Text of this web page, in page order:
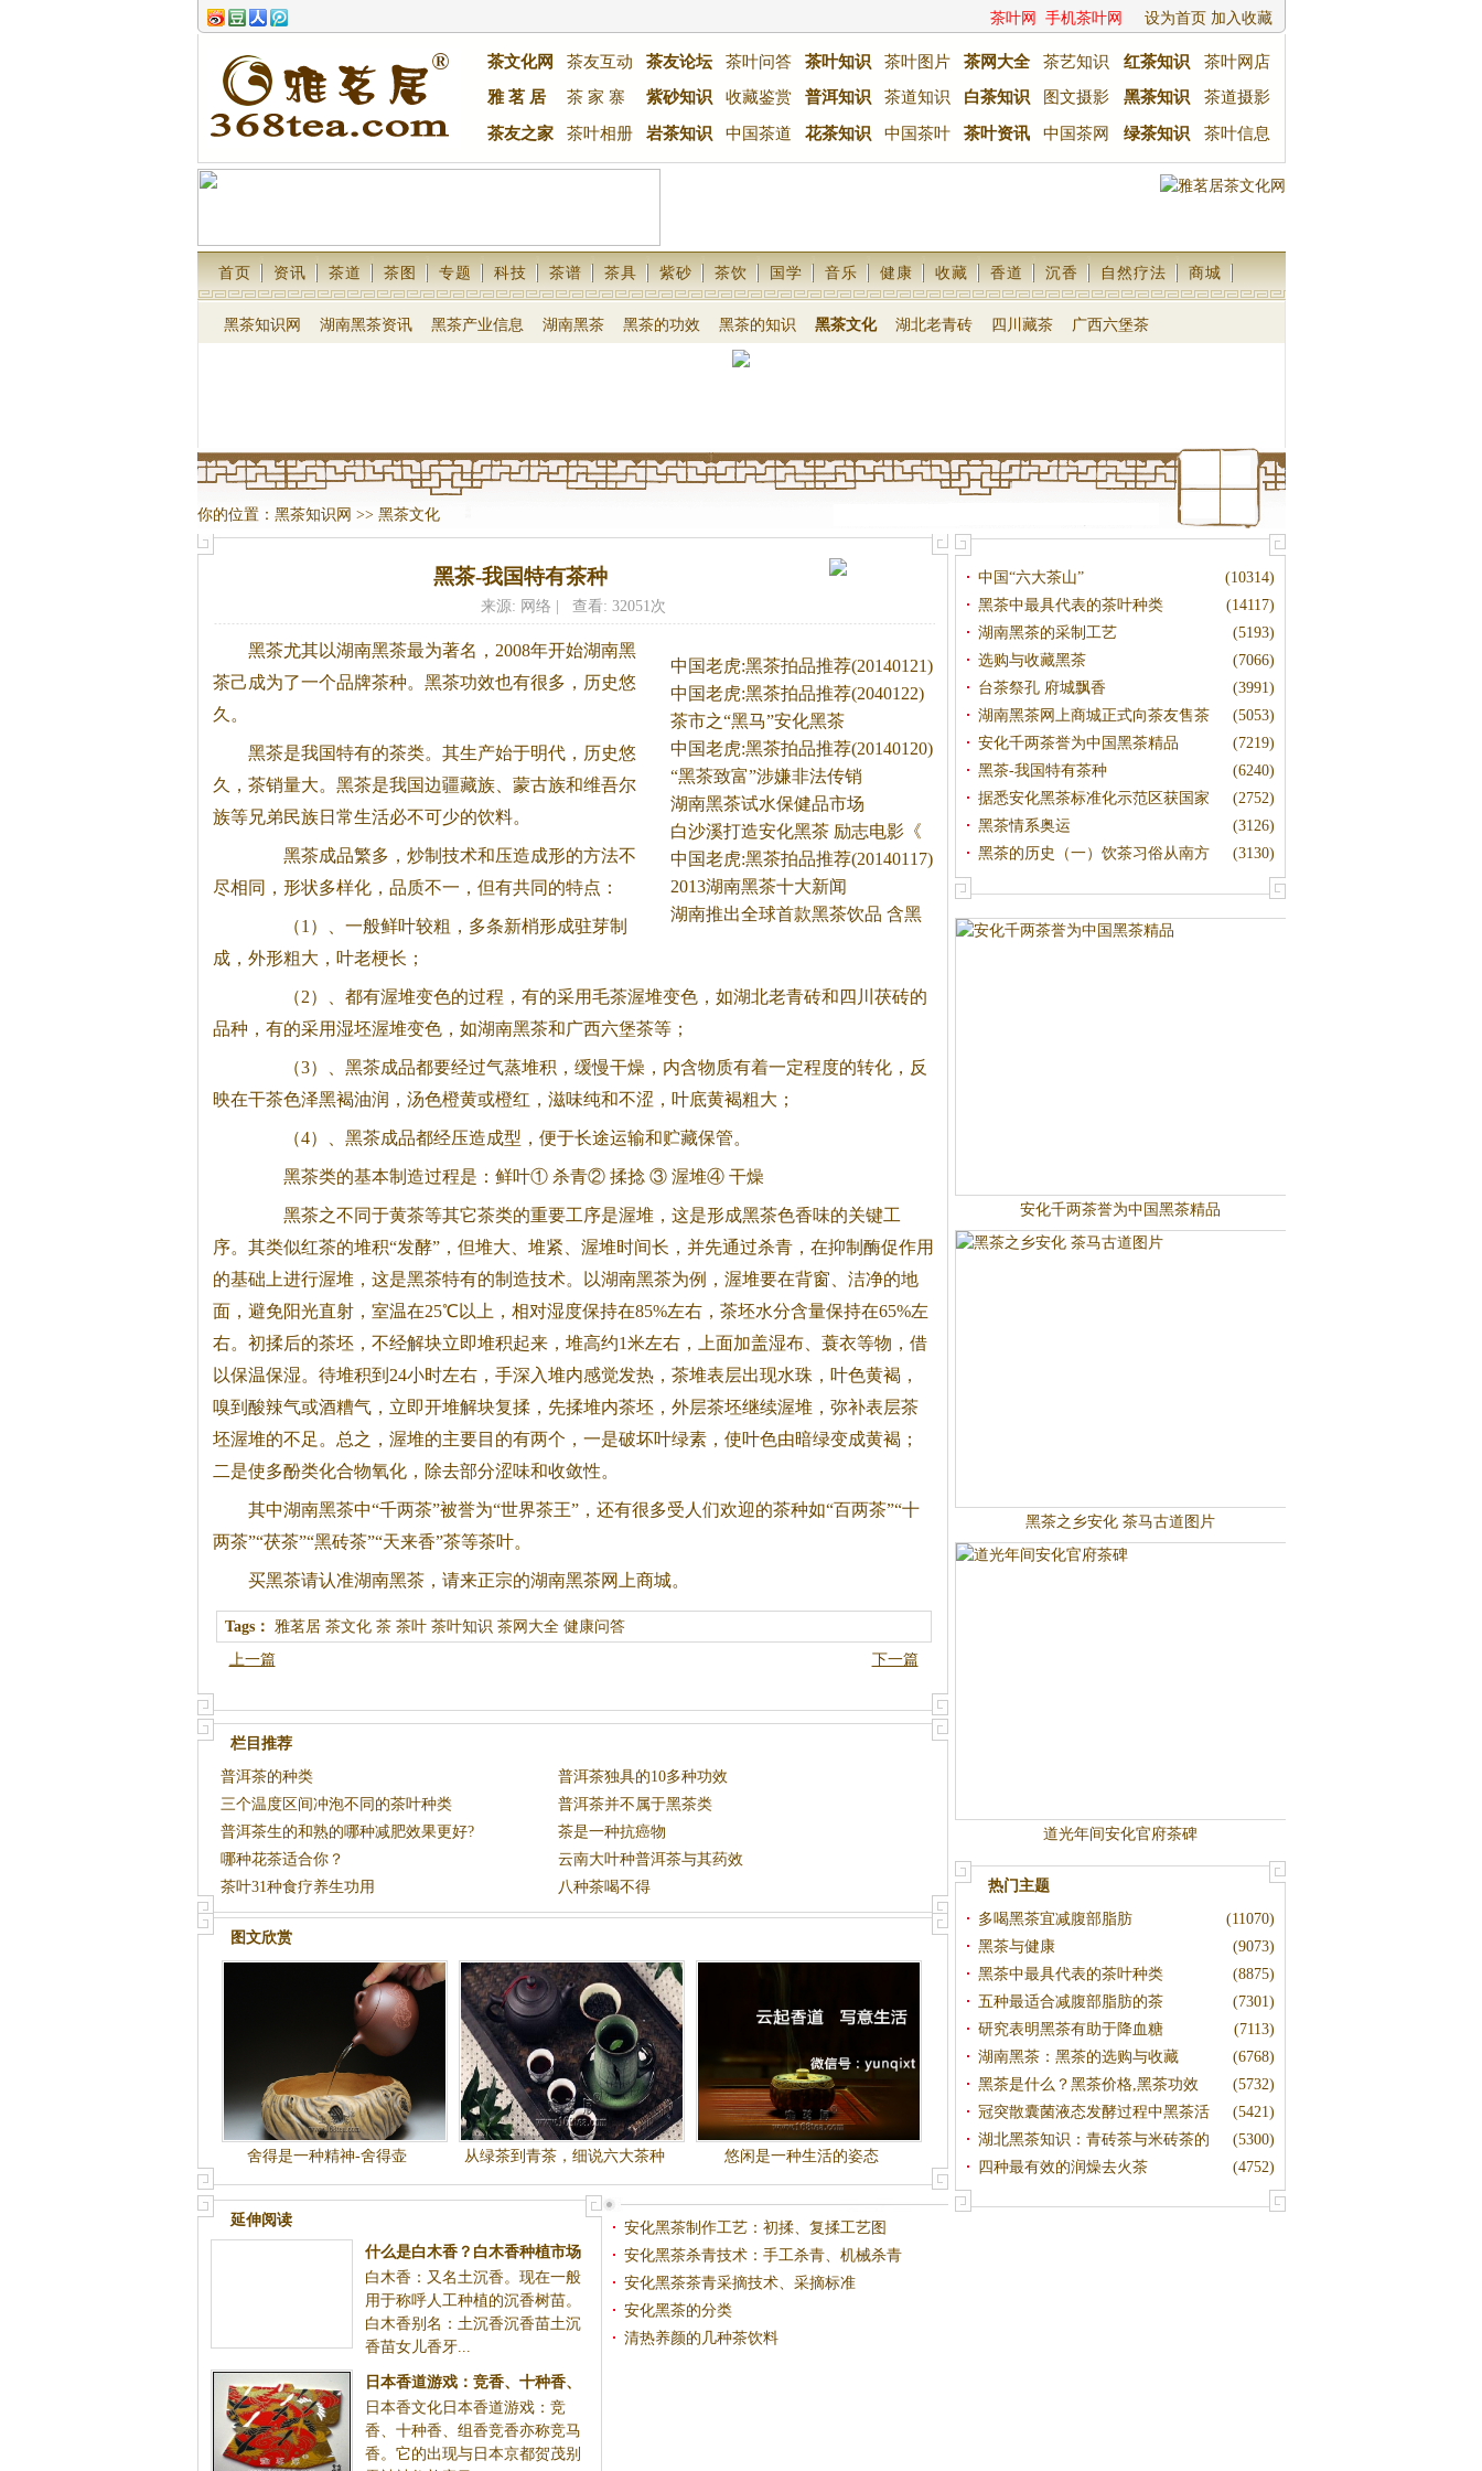
茶叶网 手机茶叶网 设为首页 加入收藏
茶文化网 茶友互动 茶友论坛 茶叶问答 茶叶知识 茶叶图片 茶网大全 茶艺知识 红茶知识
茶叶网店
雅 茗 居
茶 家 寨 紫砂知识 收藏鉴赏 普洱知识 茶道知识 白茶知识 图文摄影 黑茶知识 茶道摄影
茶友之家 茶叶相册 岩茶知识 中国茶道 花茶知识 中国茶叶 茶叶资讯 中国茶网 绿茶知识 茶叶信息
首页 资讯 茶道 茶图 专题 科技 茶谱 茶具 紫砂 茶饮 国学 音乐 健康 收藏 香道 沉香 自然疗法 商城
黑茶知识网 湖南黑茶资讯 黑茶产业信息 湖南黑茶 黑茶的功效 黑茶的知识 黑茶文化 湖北老青砖 四川藏茶 广西六堡茶
你的位置： 黑茶知识网 >> 黑茶文化
黑茶-我国特有茶种
来源: 网络 | 查看: 32051次
中国老虎:黑茶拍品推荐(20140121)
中国老虎:黑茶拍品推荐(2040122)
茶市之“黑马”安化黑茶
中国老虎:黑茶拍品推荐(20140120)
“黑茶致富”涉嫌非法传销
湖南黑茶试水保健品市场
白沙溪打造安化黑茶 励志电影《
中国老虎:黑茶拍品推荐(20140117)
2013湖南黑茶十大新闻
湖南推出全球首款黑茶饮品 含黑
黑茶尤其以湖南黑茶最为著名，2008年开始湖南黑
茶己成为了一个品牌茶种。 黑茶功效也有很多，历史悠
久。
黑茶是我国特有的茶类。其生产始于明代，历史悠
久，茶销量大。 黑茶是我国边疆藏族、蒙古族和维吾尔
族等兄弟民族日常生活必不可少的饮料。
黑茶成品繁多，炒制技术和压造成形的方法不
尽相同，形状多样化，品质不一，但有共同的特点：
（1）、一般鲜叶较粗，多条新梢形成驻芽制
成，外形粗大，叶老梗长；
（2）、都有渥堆变色的过程，有的采用毛茶渥堆变色，如湖北老青砖和四川茯砖的
品种，有的采用湿坯渥堆变色，如湖南黑茶和广西六堡茶等；
（3）、黑茶成品都要经过气蒸堆积，缓慢干燥，内含物质有着一定程度的转化，反
映在干茶色泽黑褐油润，汤色橙黄或橙红，滋味纯和不涩，叶底黄褐粗大；
（4）、黑茶成品都经压造成型，便于长途运输和贮藏保管。
黑茶类的基本制造过程是：鲜叶① 杀青② 揉捻 ③ 渥堆④ 干燥
黑茶之不同于黄茶等其它茶类的重要工序是渥堆，这是形成黑茶色香味的关键工
序。其类似红茶的堆积“发酵”，但堆大、堆紧、渥堆时间长，并先通过杀青，在抑制酶促作用
的基础上进行渥堆，这是黑茶特有的制造技术。以湖南黑茶为例，渥堆要在背窗、洁净的地
面，避免阳光直射，室温在25℃以上，相对湿度保持在85%左右，茶坯水分含量保持在65%左
右。初揉后的茶坯，不经解块立即堆积起来，堆高约1米左右，上面加盖湿布、蓑衣等物，借
以保温保湿。待堆积到24小时左右，手深入堆内感觉发热，茶堆表层出现水珠，叶色黄褐，
嗅到酸辣气或酒糟气，立即开堆解块复揉，先揉堆内茶坯，外层茶坯继续渥堆，弥补表层茶
坯渥堆的不足。总之，渥堆的主要目的有两个，一是破坏叶绿素，使叶色由暗绿变成黄褐；
二是使多酚类化合物氧化，除去部分涩味和收敛性。
其中湖南黑茶中“千两茶”被誉为“世界茶王”，还有很多受人们欢迎的茶种如“百两茶”“十
两茶”“茯茶”“黑砖茶”“天来香”茶等茶叶。
买黑茶请认准湖南黑茶 ，请来正宗的湖南黑茶网上商城。
Tags： 雅茗居 茶文化 茶 茶叶 茶叶知识 茶网大全 健康问答
上一篇
下一篇
栏目推荐
普洱茶的种类
普洱茶独具的10多种功效
三个温度区间冲泡不同的茶叶种类
普洱茶并不属于黑茶类
普洱茶生的和熟的哪种减肥效果更好?
茶是一种抗癌物
哪种花茶适合你？
云南大叶种普洱茶与其药效
茶叶31种食疗养生功用
八种茶喝不得
图文欣赏
舍得是一种精神-舍得壶
从绿茶到青茶，细说六大茶种
类？（下）
悠闲是一种生活的姿态
延伸阅读
什么是白木香？白木香种植市场
前景如何？
白木香：又名土沉香。现在一般
用于称呼人工种植的沉香树苗。
白木香别名：土沉香沉香苗土沉
香苗女儿香牙...
日本香道游戏：竞香、十种香、
组香|日本香文化
日本香文化日本香道游戏：竞
香、十种香、组香竞香亦称竞马
香。它的出现与日本京都贺茂别
安化黑茶制作工艺：初揉、复揉工艺图
安化黑茶杀青技术：手工杀青、机械杀青
安化黑茶茶青采摘技术、采摘标准
安化黑茶的分类
清热养颜的几种茶饮料
(10314)
中国“六大茶山”
(14117)
黑茶中最具代表的茶叶种类
(5193)
湖南黑茶的采制工艺
(7066)
选购与收藏黑茶
(3991)
台茶祭孔 府城飘香
(5053)
湖南黑茶网上商城正式向茶友售茶
(7219)
安化千两茶誉为中国黑茶精品
(6240)
黑茶-我国特有茶种
(2752)
据悉安化黑茶标准化示范区获国家
(3126)
黑茶情系奥运
(3130)
黑茶的历史（一）饮茶习俗从南方
安化千两茶誉为中国黑茶精品
黑茶之乡安化 茶马古道图片
道光年间安化官府茶碑
热门主题
(11070)
多喝黑茶宜减腹部脂肪
(9073)
黑茶与健康
(8875)
黑茶中最具代表的茶叶种类
(7301)
五种最适合减腹部脂肪的茶
(7113)
研究表明黑茶有助于降血糖
(6768)
湖南黑茶：黑茶的选购与收藏
(5732)
黑茶是什么？黑茶价格,黑茶功效
(5421)
冠突散囊菌液态发酵过程中黑茶活
(5300)
湖北黑茶知识：青砖茶与米砖茶的
(4752)
四种最有效的润燥去火茶